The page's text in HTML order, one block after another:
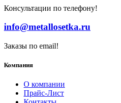
Консультации по телефону!
info@metallosetka.ru
Заказы по email!
Компания
О компании
Прайс-Лист